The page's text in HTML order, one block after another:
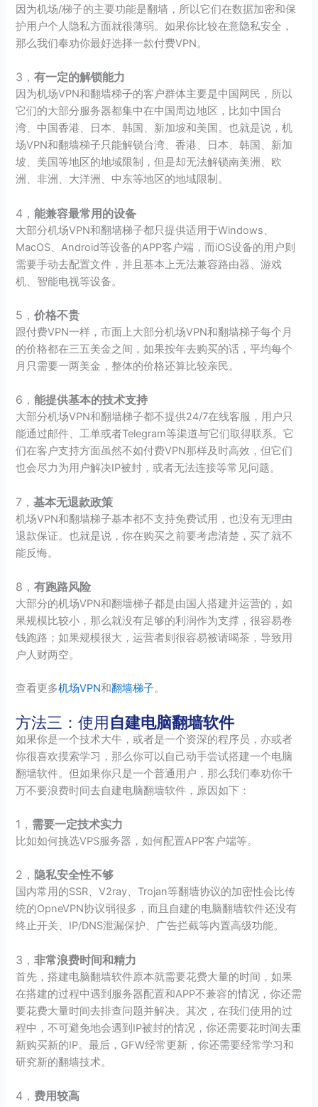
因为机场/梯子的主要功能是翻墙，所以它们在数据加密和保
护用户个人隐私方面就很薄弱。如果你比较在意隐私安全，
那么我们奉劝你最好选择一款付费VPN。
3，有一定的解锁能力
因为机场VPN和翻墙梯子的客户群体主要是中国网民，所以
它们的大部分服务器都集中在中国周边地区，比如中国台
湾、中国香港、日本、韩国、新加坡和美国。也就是说，机
场VPN和翻墙梯子只能解锁台湾、香港、日本、韩国、新加
坡、美国等地区的地域限制，但是却无法解锁南美洲、欧
洲、非洲、大洋洲、中东等地区的地域限制。
4，能兼容最常用的设备
大部分机场VPN和翻墙梯子都只提供适用于Windows、
MacOS、Android等设备的APP客户端，而iOS设备的用户则
需要手动去配置文件，并且基本上无法兼容路由器、游戏
机、智能电视等设备。
5，价格不贵
跟付费VPN一样，市面上大部分机场VPN和翻墙梯子每个月
的价格都在三五美金之间，如果按年去购买的话，平均每个
月只需要一两美金，整体的价格还算比较亲民。
6，能提供基本的技术支持
大部分机场VPN和翻墙梯子都不提供24/7在线客服，用户只
能通过邮件、工单或者Telegram等渠道与它们取得联系。它
们在客户支持方面虽然不如付费VPN那样及时高效，但它们
也会尽力为用户解决IP被封，或者无法连接等常见问题。
7，基本无退款政策
机场VPN和翻墙梯子基本都不支持免费试用，也没有无理由
退款保证。也就是说，你在购买之前要考虑清楚，买了就不
能反悔。
8，有跑路风险
大部分的机场VPN和翻墙梯子都是由国人搭建并运营的，如
果规模比较小，那么就没有足够的利润作为支撑，很容易卷
钱跑路；如果规模很大，运营者则很容易被请喝茶，导致用
户人财两空。
查看更多机场VPN和翻墙梯子。
方法三：使用自建电脑翻墙软件
如果你是一个技术大牛，或者是一个资深的程序员，亦或者
你很喜欢摸索学习，那么你可以自己动手尝试搭建一个电脑
翻墙软件。但如果你只是一个普通用户，那么我们奉劝你千
万不要浪费时间去自建电脑翻墙软件，原因如下：
1， 需要一定技术实力
比如如何挑选VPS服务器，如何配置APP客户端等。
2， 隐私安全性不够
国内常用的SSR、V2ray、Trojan等翻墙协议的加密性会比传
统的OpneVPN协议弱很多，而且自建的电脑翻墙软件还没有
终止开关、IP/DNS泄漏保护、广告拦截等内置高级功能。
3，非常浪费时间和精力
首先，搭建电脑翻墙软件原本就需要花费大量的时间，如果
在搭建的过程中遇到服务器配置和APP不兼容的情况，你还需
要花费大量时间去排查问题并解决。其次，在我们使用的过
程中，不可避免地会遇到IP被封的情况，你还需要花时间去重
新购买新的IP。最后，GFW经常更新，你还需要经常学习和
研究新的翻墙技术。
4，费用较高